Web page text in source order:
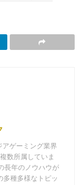
ゲーミング業界
数所属していま
長年のノウハウが
多種多様なトピッ